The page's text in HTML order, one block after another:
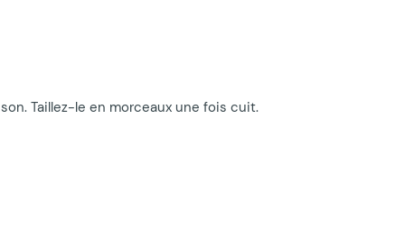
Taillez-le en morceaux une fois cuit.